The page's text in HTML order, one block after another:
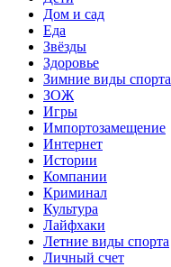
Дом и сад
Еда
Звёзды
Здоровье
Зимние виды спорта
ЗОЖ
Игры
Импортозамещение
Интернет
Истории
Компании
Криминал
Культура
Лайфхаки
Летние виды спорта
Личный счет